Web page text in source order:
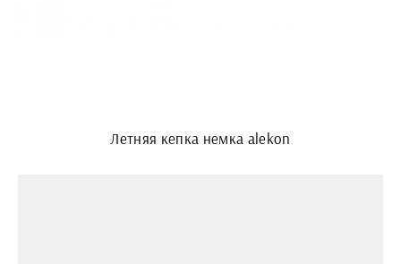
Летняя кепка немка alekon